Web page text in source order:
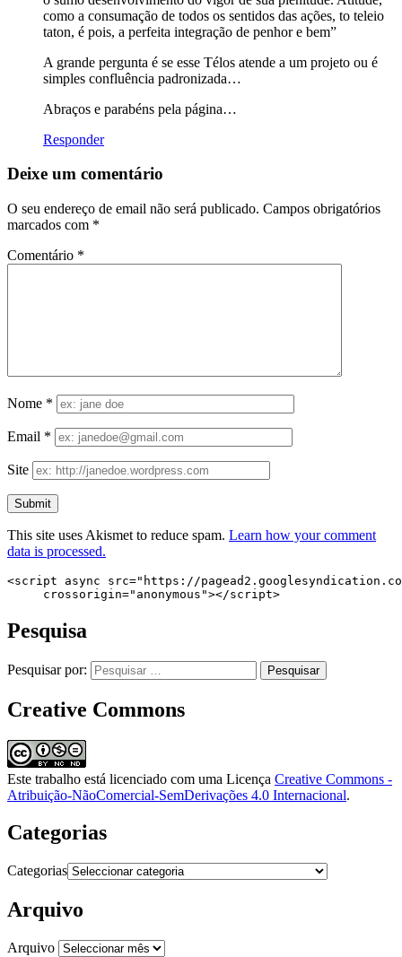
como a consumação de todos os sentidos das ações, to teleio
taton, é pois, a perfeita integração de penhor e bem”
A grande pergunta é se esse Télos atende a um projeto ou é
simples confluência padronizada…
Abraços e parabéns pela página…
Responder
Deixe um comentário
O seu endereço de email não será publicado. Campos obrigatórios
marcados com *
Comentário *
Nome *
Email *
Site
This site uses Akismet to reduce spam. Learn how your comment
data is processed.
<script async src="https://
     crossorigin="anonymous"></script>
Pesquisa
Pesquisar por:
Creative Commons
Este trabalho está licenciado com uma Licença Creative Commons -
Atribuição-NãoComercial-SemDerivações 4.0 Internacional.
Categorias
Categorias
Arquivo
Arquivo